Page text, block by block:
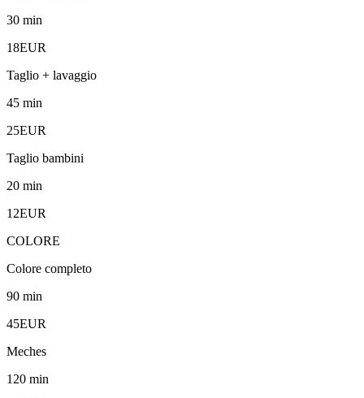
30 min
18EUR
Taglio + lavaggio
45 min
25EUR
Taglio bambini
20 min
12EUR
COLORE
Colore completo
90 min
45EUR
Meches
120 min